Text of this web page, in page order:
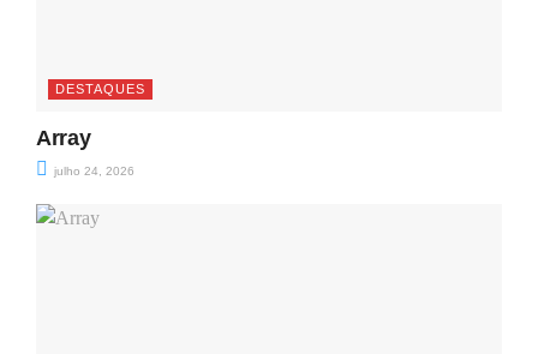
DESTAQUES
Array
julho 24, 2026